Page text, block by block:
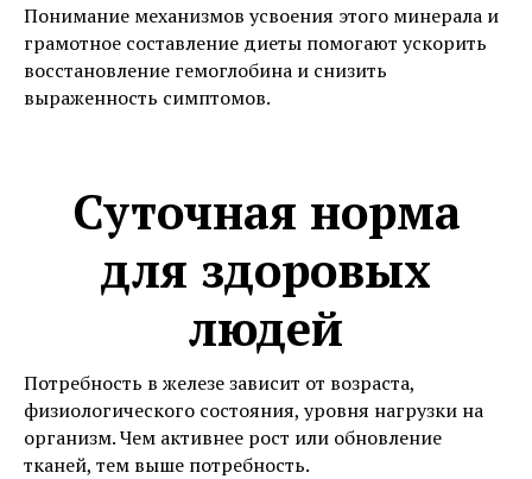
Понимание механизмов усвоения этого минерала и
грамотное составление диеты помогают ускорить
восстановление гемоглобина и снизить
выраженность симптомов.
Суточная норма
для здоровых
людей
Потребность в железе зависит от возраста,
физиологического состояния, уровня нагрузки на
организм. Чем активнее рост или обновление
тканей, тем выше потребность.